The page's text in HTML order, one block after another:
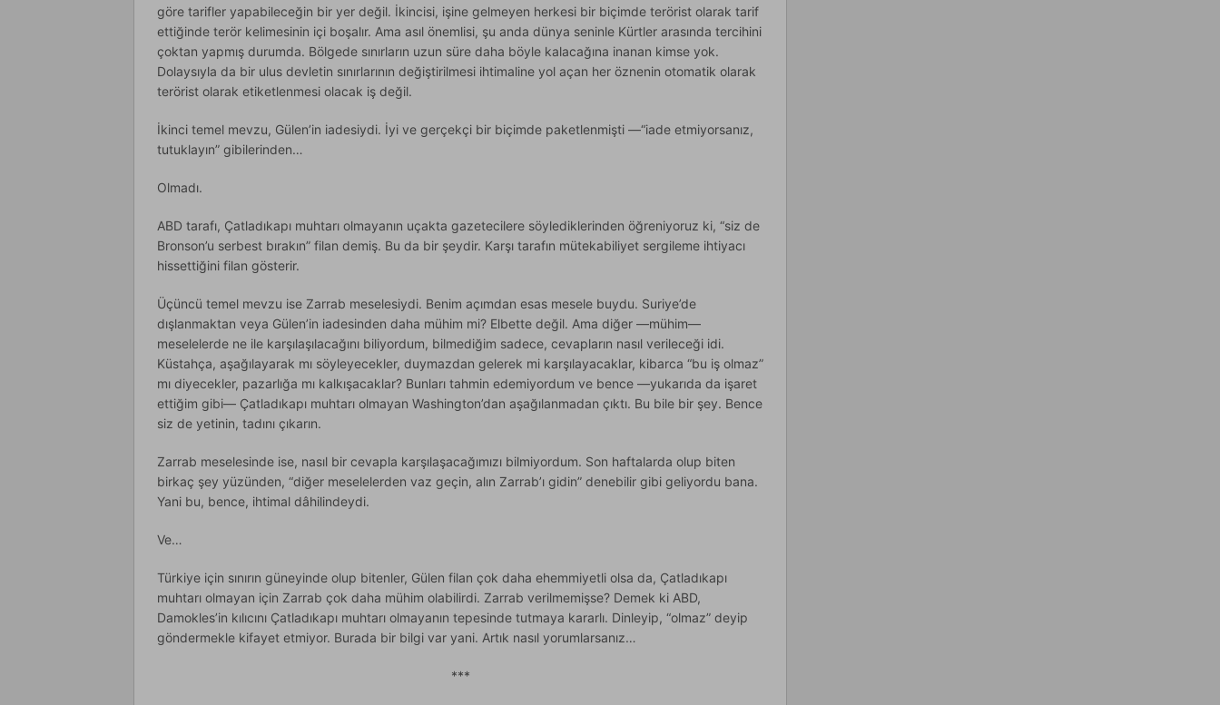
göre tarifler yapabileceğin bir yer değil. İkincisi, işine gelmeyen herkesi bir biçimde terörist olarak tarif
ettiğinde terör kelimesinin içi boşalır. Ama asıl önemlisi, şu anda dünya seninle Kürtler arasında tercihini
çoktan yapmış durumda. Bölgede sınırların uzun süre daha böyle kalacağına inanan kimse yok.
Dolaysıyla da bir ulus devletin sınırlarının değiştirilmesi ihtimaline yol açan her öznenin otomatik olarak
terörist olarak etiketlenmesi olacak iş değil.
İkinci temel mevzu, Gülen’in iadesiydi. İyi ve gerçekçi bir biçimde paketlenmişti —“iade etmiyorsanız,
tutuklayın” gibilerinden…
Olmadı.
ABD tarafı, Çatladıkapı muhtarı olmayanın uçakta gazetecilere söylediklerinden öğreniyoruz ki, “siz de
Bronson’u serbest bırakın” filan demiş. Bu da bir şeydir. Karşı tarafın mütekabiliyet sergileme ihtiyacı
hissettiğini filan gösterir.
Üçüncü temel mevzu ise Zarrab meselesiydi. Benim açımdan esas mesele buydu. Suriye’de
dışlanmaktan veya Gülen’in iadesinden daha mühim mi? Elbette değil. Ama diğer —mühim—
meselelerde ne ile karşılaşılacağını biliyordum, bilmediğim sadece, cevapların nasıl verileceği idi.
Küstahça, aşağılayarak mı söyleyecekler, duymazdan gelerek mi karşılayacaklar, kibarca “bu iş olmaz”
mı diyecekler, pazarlığa mı kalkışacaklar? Bunları tahmin edemiyordum ve bence —yukarıda da işaret
ettiğim gibi— Çatladıkapı muhtarı olmayan Washington’dan aşağılanmadan çıktı. Bu bile bir şey. Bence
siz de yetinin, tadını çıkarın.
Zarrab meselesinde ise, nasıl bir cevapla karşılaşacağımızı bilmiyordum. Son haftalarda olup biten
birkaç şey yüzünden, “diğer meselelerden vaz geçin, alın Zarrab’ı gidin” denebilir gibi geliyordu bana.
Yani bu, bence, ihtimal dâhilindeydi.
Ve…
Türkiye için sınırın güneyinde olup bitenler, Gülen filan çok daha ehemmiyetli olsa da, Çatladıkapı
muhtarı olmayan için Zarrab çok daha mühim olabilirdi. Zarrab verilmemişse? Demek ki ABD,
Damokles’in kılıcını Çatladıkapı muhtarı olmayanın tepesinde tutmaya kararlı. Dinleyip, “olmaz” deyip
göndermekle kifayet etmiyor. Burada bir bilgi var yani. Artık nasıl yorumlarsanız…
***